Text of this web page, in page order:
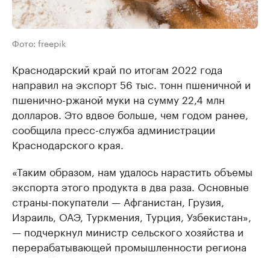
Фото: freepik
Краснодарский край по итогам 2022 года
направил на экспорт 56 тыс. тонн пшеничной и
пшенично-ржаной муки на сумму 22,4 млн
долларов. Это вдвое больше, чем годом ранее,
сообщила пресс-служба администрации
Краснодарского края.
«Таким образом, нам удалось нарастить объемы
экспорта этого продукта в два раза. Основные
страны-покупатели — Афганистан, Грузия,
Израиль, ОАЭ, Туркмения, Турция, Узбекистан»,
— подчеркнул министр сельского хозяйства и
перерабатывающей промышленности региона